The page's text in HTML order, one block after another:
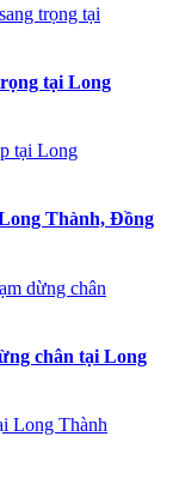
tại Long
Thành, Đồng
chân tại Long